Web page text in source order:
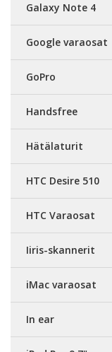
Galaxy Note 4
Google varaosat
GoPro
Handsfree
Hätälaturit
HTC Desire 510
HTC Varaosat
Iiris-skannerit
iMac varaosat
In ear